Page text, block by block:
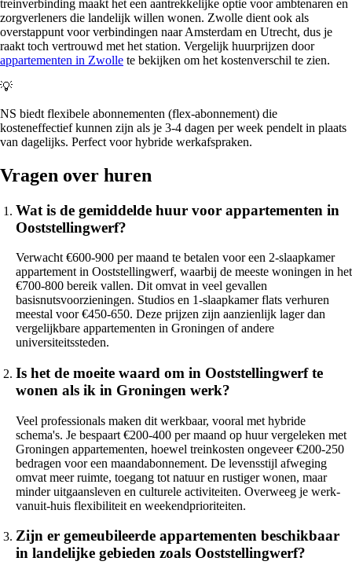
treinverbinding maakt het een aantrekkelijke optie voor ambtenaren en
zorgverleners die landelijk willen wonen. Zwolle dient ook als
overstappunt voor verbindingen naar Amsterdam en Utrecht, dus je
raakt toch vertrouwd met het station. Vergelijk huurprijzen door
appartementen in Zwolle te bekijken om het kostenverschil te zien.
💡
NS biedt flexibele abonnementen (flex-abonnement) die
kosteneffectief kunnen zijn als je 3-4 dagen per week pendelt in plaats
van dagelijks. Perfect voor hybride werkafspraken.
Vragen over huren
Wat is de gemiddelde huur voor appartementen in
Ooststellingwerf?
Verwacht €600-900 per maand te betalen voor een 2-slaapkamer
appartement in Ooststellingwerf, waarbij de meeste woningen in het
€700-800 bereik vallen. Dit omvat in veel gevallen
basisnutsvoorzieningen. Studios en 1-slaapkamer flats verhuren
meestal voor €450-650. Deze prijzen zijn aanzienlijk lager dan
vergelijkbare appartementen in Groningen of andere
universiteitssteden.
Is het de moeite waard om in Ooststellingwerf te
wonen als ik in Groningen werk?
Veel professionals maken dit werkbaar, vooral met hybride
schema's. Je bespaart €200-400 per maand op huur vergeleken met
Groningen appartementen, hoewel treinkosten ongeveer €200-250
bedragen voor een maandabonnement. De levensstijl afweging
omvat meer ruimte, toegang tot natuur en rustiger wonen, maar
minder uitgaansleven en culturele activiteiten. Overweeg je werk-
vanuit-huis flexibiliteit en weekendprioriteiten.
Zijn er gemeubileerde appartementen beschikbaar
in landelijke gebieden zoals Ooststellingwerf?